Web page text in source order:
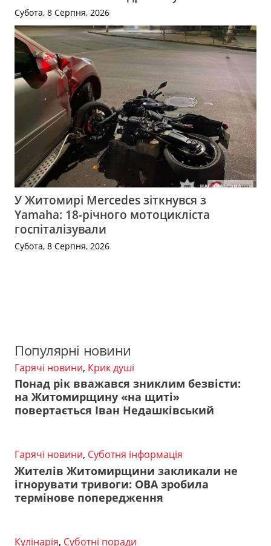
Субота, 8 Серпня, 2026
У Житомирі Mercedes зіткнувся з
Yamaha: 18-річного мотоцикліста
госпіталізували
Субота, 8 Серпня, 2026
Популярні новини
Гарячі новини, Крик душі
Понад рік вважався зниклим безвісти:
на Житомирщину «на щиті»
повертається Іван Недашківський
Гарячі новини, Суботня інформація
Жителів Житомирщини закликали не
ігнорувати тривоги: ОВА зробила
термінове попередження
Кулінарія, Суботні поради